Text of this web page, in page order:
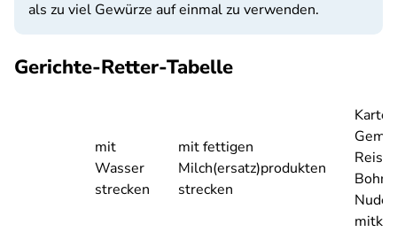
als zu viel Gewürze auf einmal zu verwenden.
Gerichte-Retter-Tabelle
mit
Wasser
strecken
mit fettigen
Milch(ersatz)produkten
strecken
Reis,